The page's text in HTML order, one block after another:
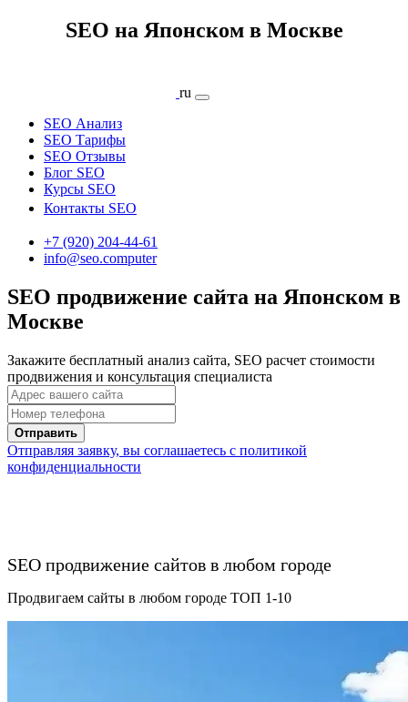
SEO на Японском в Москве
ru
SEO Анализ
SEO Тарифы
SEO Отзывы
Блог SEO
Курсы SEO
Контакты SEO
+7 (920) 204-44-61
info@seo.computer
SEO продвижение сайта на Японском в
Москве
Закажите бесплатный анализ сайта, SEO расчет стоимости
продвижения и консультация специалиста
Отправить
Отправляя заявку, вы соглашаетесь с политикой
конфиденциальности
SEO продвижение сайтов в любом городе
Продвигаем сайты в любом городе ТОП 1-10